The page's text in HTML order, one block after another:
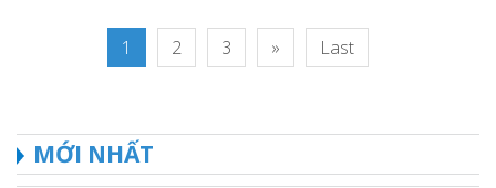
1 2 3 » Last
MỚI NHẤT